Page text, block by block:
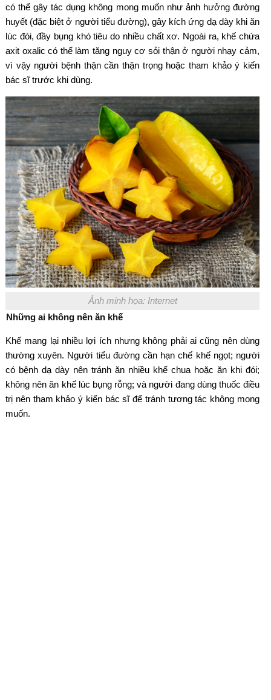
có thể gây tác dụng không mong muốn như ảnh hưởng đường
huyết (đặc biệt ở người tiểu đường), gây kích ứng dạ dày khi ăn
lúc đói, đầy bụng khó tiêu do nhiều chất xơ. Ngoài ra, khế chứa
axit oxalic có thể làm tăng nguy cơ sỏi thận ở người nhạy cảm,
vì vậy người bệnh thận cần thận trọng hoặc tham khảo ý kiến
bác sĩ trước khi dùng.
Ảnh minh họa: Internet
Những ai không nên ăn khế
Khế mang lại nhiều lợi ích nhưng không phải ai cũng nên dùng
thường xuyên. Người tiểu đường cần hạn chế khế ngọt; người
có bệnh dạ dày nên tránh ăn nhiều khế chua hoặc ăn khi đói;
không nên ăn khế lúc bụng rỗng; và người đang dùng thuốc điều
trị nên tham khảo ý kiến bác sĩ để tránh tương tác không mong
muốn.